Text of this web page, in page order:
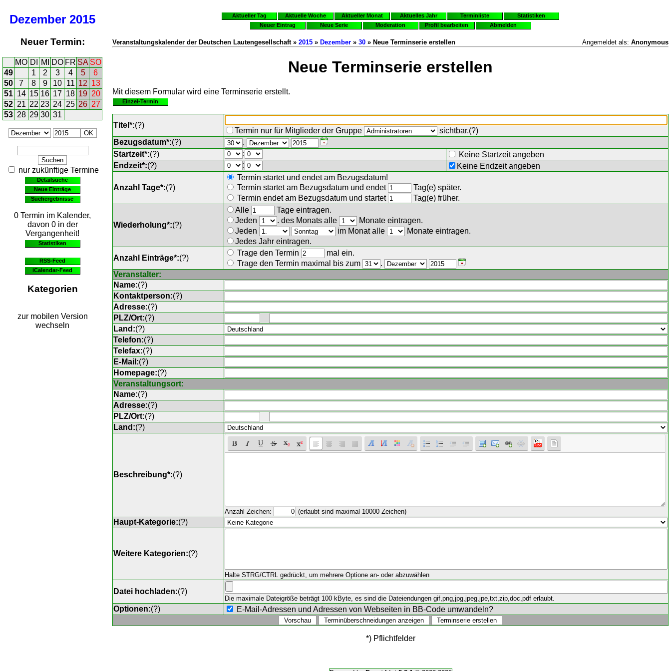
Dezember 2015
Neuer Termin:
MO DI MI DO FR SA SO
49
1 2 3 4 5
6
50
7 8 9 10 11 12 13
51 14 15 16 17 18 19 20
52 21 22 23 24 25 26 27
53 28 29 30 31
nur zukünftige Termine
Detailsuche
Neue Einträge
Suchergebnisse
0 Termin im Kalender,
davon 0 in der
Vergangenheit!
Statistiken
RSS-Feed
iCalendar-Feed
Kategorien
zur mobilen Version
wechseln
Aktueller Tag Aktuelle Woche Aktueller Monat Aktuelles Jahr Terminliste
Statistiken
Neuer Eintrag
Neue Serie Moderation Profil bearbeiten Abmelden
Veranstaltungskalender der Deutschen Lautengesellschaft » 2015 » Dezember » 30 » Neue Terminserie erstellen Angemeldet als: Anonymous
Neue Terminserie erstellen
Mit diesem Formular wird eine Terminserie erstellt.
Einzel-Termin
Titel*:(?)
Termin nur für Mitglieder der Gruppe sichtbar.(?)
Bezugsdatum*:(?)
.
Startzeit*:(?) :
Keine Startzeit angeben
Endzeit*:(?) : Keine Endzeit angeben
Anzahl Tage*:(?)
Termin startet und endet am Bezugsdatum!
Termin startet am Bezugsdatum und endet
Tag(e) später.
Termin endet am Bezugsdatum und startet
Tag(e) früher.
Wiederholung*:(?)
Alle
Tage eintragen.
Jeden
. des Monats alle
Monate eintragen.
Jeden
im Monat alle
Monate eintragen.
Jedes Jahr eintragen.
Anzahl Einträge*:(?)
Trage den Termin
mal ein.
Trage den Termin maximal bis zum
.
Veranstalter:
Name:(?)
Kontaktperson:(?)
Adresse:(?)
PLZ/Ort:(?)
Land:(?)
Telefon:(?)
Telefax:(?)
E-Mail:(?)
Homepage:(?)
Veranstaltungsort:
Name:(?)
Adresse:(?)
PLZ/Ort:(?)
Land:(?)
Beschreibung*:(?)
Anzahl Zeichen: (erlaubt sind maximal 10000 Zeichen)
Haupt-Kategorie:(?)
Weitere Kategorien:(?)
Halte STRG/CTRL gedrückt, um mehrere Optione an- oder abzuwählen
Datei hochladen:(?)
Die maximale Dateigröße beträgt 100 kByte, es sind die Dateiendungen gif,png,jpg,jpeg,jpe,txt,zip,doc,pdf erlaubt.
Optionen:(?) E-Mail-Adressen und Adressen von Webseiten in BB-Code umwandeln?
*) Pflichtfelder